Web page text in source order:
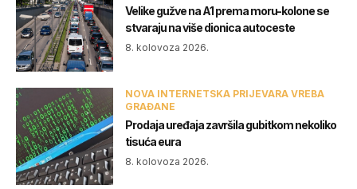
Velike gužve na A1 prema moru-kolone se
stvaraju na više dionica autoceste
8. kolovoza 2026.
NOVA INTERNETSKA PRIJEVARA VREBA
GRAĐANE
Prodaja uređaja završila gubitkom nekoliko
tisuća eura
8. kolovoza 2026.